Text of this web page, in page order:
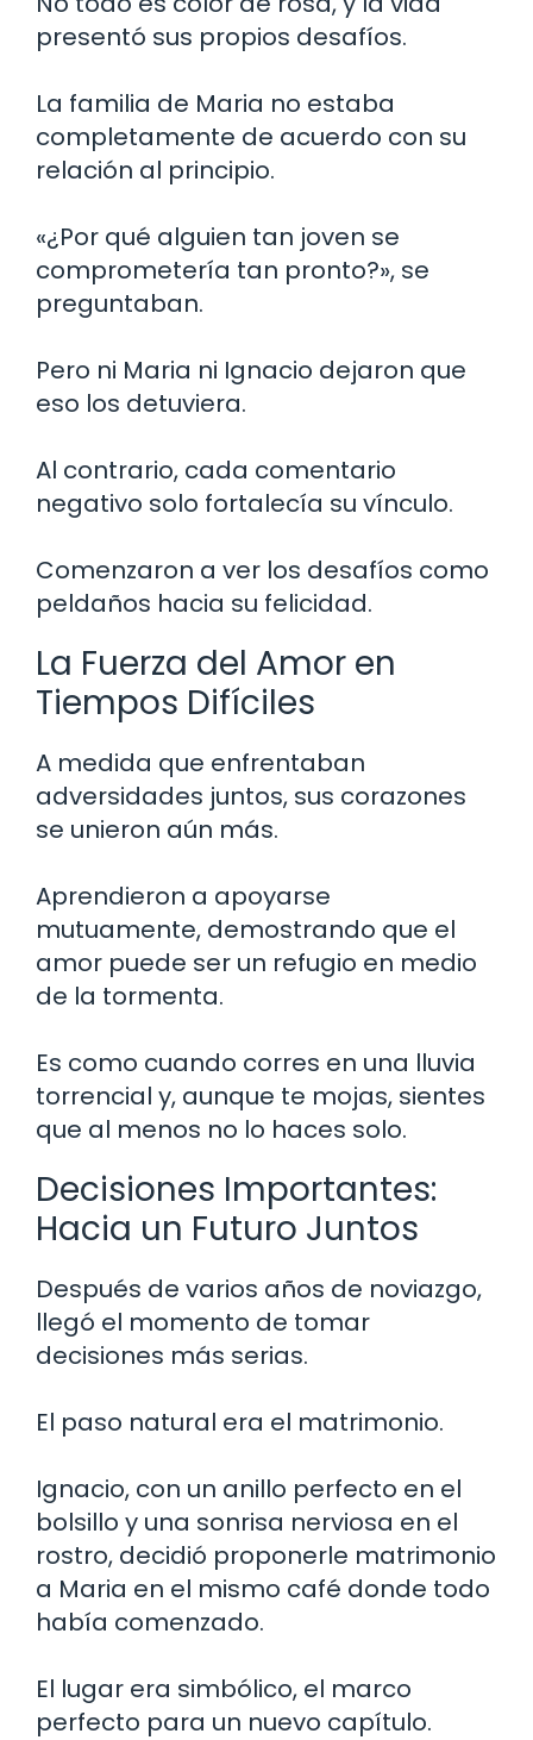
presentó sus propios desafíos.
La familia de Maria no estaba
completamente de acuerdo con su
relación al principio.
«¿Por qué alguien tan joven se
comprometería tan pronto?», se
preguntaban.
Pero ni Maria ni Ignacio dejaron que
eso los detuviera.
Al contrario, cada comentario
negativo solo fortalecía su vínculo.
Comenzaron a ver los desafíos como
peldaños hacia su felicidad.
La Fuerza del Amor en
Tiempos Difíciles
A medida que enfrentaban
adversidades juntos, sus corazones
se unieron aún más.
Aprendieron a apoyarse
mutuamente, demostrando que el
amor puede ser un refugio en medio
de la tormenta.
Es como cuando corres en una lluvia
torrencial y, aunque te mojas, sientes
que al menos no lo haces solo.
Decisiones Importantes:
Hacia un Futuro Juntos
Después de varios años de noviazgo,
llegó el momento de tomar
decisiones más serias.
El paso natural era el matrimonio.
Ignacio, con un anillo perfecto en el
bolsillo y una sonrisa nerviosa en el
rostro, decidió proponerle matrimonio
a Maria en el mismo café donde todo
había comenzado.
El lugar era simbólico, el marco
perfecto para un nuevo capítulo.